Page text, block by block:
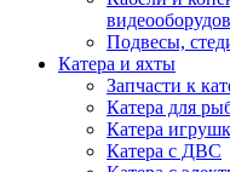
Подвесы,
Катера и яхты
Запчасти к
Катера для
Катера
Катера с ДВС